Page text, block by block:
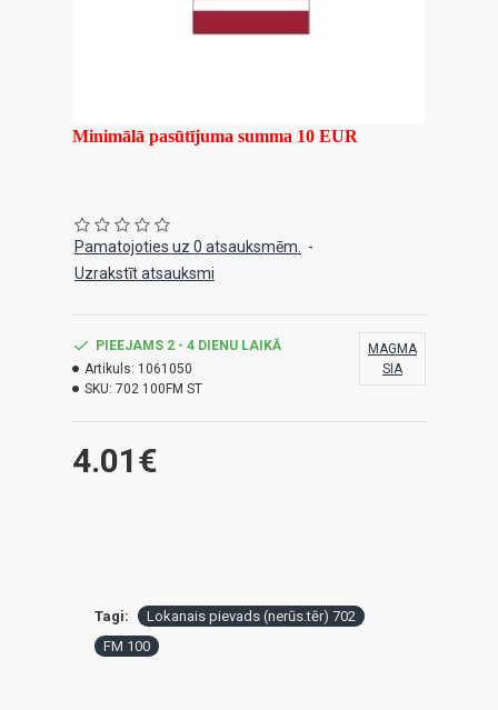
Minimālā pasūtījuma summa 10 EUR
Pamatojoties uz 0 atsauksmēm.
-
Uzrakstīt atsauksmi
4.01€
PIEEJAMS 2 - 4 DIENU LAIKĀ
Artikuls: 1061050
SKU: 702 100FM ST
MAGMA
SIA
Tagi:
Lokanais pievads (nerūs.tēr) 702
FM 100